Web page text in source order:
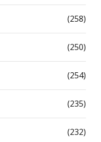
(258)
(250)
(254)
(235)
(232)